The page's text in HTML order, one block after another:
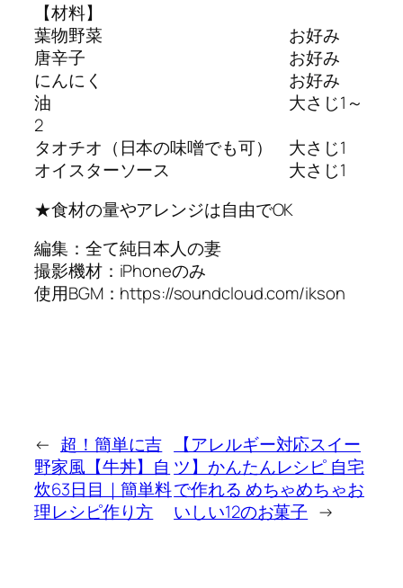
【材料】
葉物野菜 お好み
唐辛子 お好み
にんにく お好み
油 大さじ1～
2
タオチオ（日本の味噌でも可） 大さじ1
オイスターソース 大さじ1
★食材の量やアレンジは自由でOK
編集：全て純日本人の妻
撮影機材：iPhoneのみ
使用BGM：https://soundcloud.com/ikson
← 超！簡単に吉
野家風【牛丼】自
炊63日目｜簡単料
理レシピ作り方
【アレルギー対応スイー
ツ】かんたんレシピ 自宅
で作れる めちゃめちゃお
いしい12のお菓子 →